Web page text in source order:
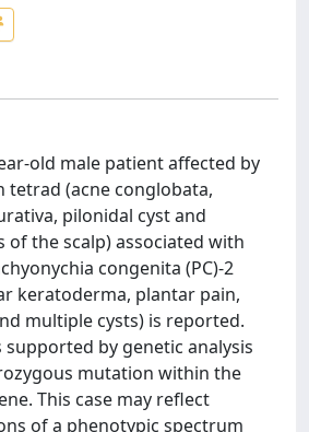
old male patient affected by
tetrad (acne conglobata,
pilonidal cyst and
of the scalp) associated with
congenita (PC)-2
keratoderma, plantar pain,
multiple cysts) is reported.
supported by genetic analysis
mutation within the
This case may reflect
of a phenotypic spectrum